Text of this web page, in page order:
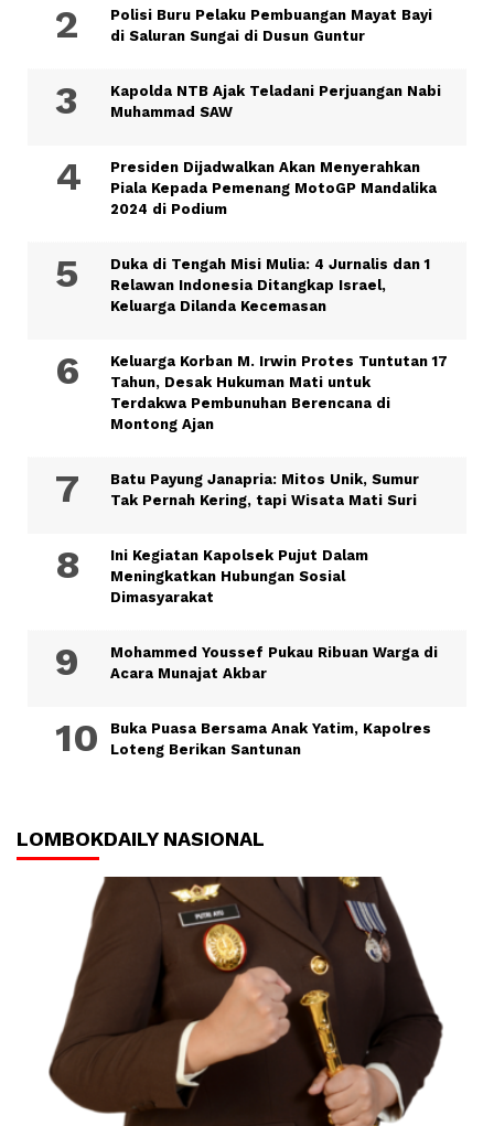
Polisi Buru Pelaku Pembuangan Mayat Bayi
di Saluran Sungai di Dusun Guntur
Kapolda NTB Ajak Teladani Perjuangan Nabi
Muhammad SAW
Presiden Dijadwalkan Akan Menyerahkan
Piala Kepada Pemenang MotoGP Mandalika
2024 di Podium
Duka di Tengah Misi Mulia: 4 Jurnalis dan 1
Relawan Indonesia Ditangkap Israel,
Keluarga Dilanda Kecemasan
Keluarga Korban M. Irwin Protes Tuntutan 17
Tahun, Desak Hukuman Mati untuk
Terdakwa Pembunuhan Berencana di
Montong Ajan
Batu Payung Janapria: Mitos Unik, Sumur
Tak Pernah Kering, tapi Wisata Mati Suri
Ini Kegiatan Kapolsek Pujut Dalam
Meningkatkan Hubungan Sosial
Dimasyarakat
Mohammed Youssef Pukau Ribuan Warga di
Acara Munajat Akbar
Buka Puasa Bersama Anak Yatim, Kapolres
Loteng Berikan Santunan
LOMBOKDAILY NASIONAL